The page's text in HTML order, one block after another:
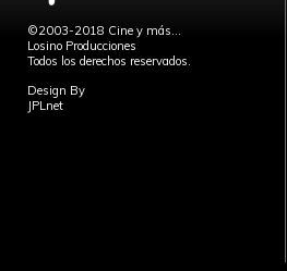
©2003-2018 Cine y más...
Losino Producciones
Todos los derechos reservados.
Design By
JPLnet